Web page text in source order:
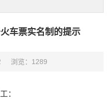
车票实名制的提示
浏览： 1289
：